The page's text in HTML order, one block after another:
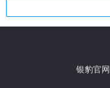
银豹官网